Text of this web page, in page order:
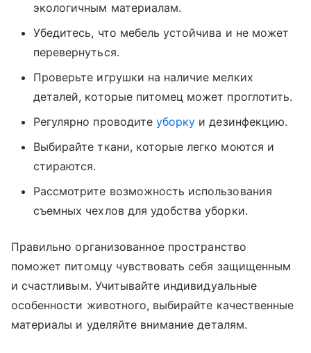
экологичным материалам.
Убедитесь, что мебель устойчива и не может
перевернуться.
Проверьте игрушки на наличие мелких
деталей, которые питомец может проглотить.
Регулярно проводите уборку и дезинфекцию.
Выбирайте ткани, которые легко моются и
стираются.
Рассмотрите возможность использования
съемных чехлов для удобства уборки.
Правильно организованное пространство
поможет питомцу чувствовать себя защищенным
и счастливым. Учитывайте индивидуальные
особенности животного, выбирайте качественные
материалы и уделяйте внимание деталям.